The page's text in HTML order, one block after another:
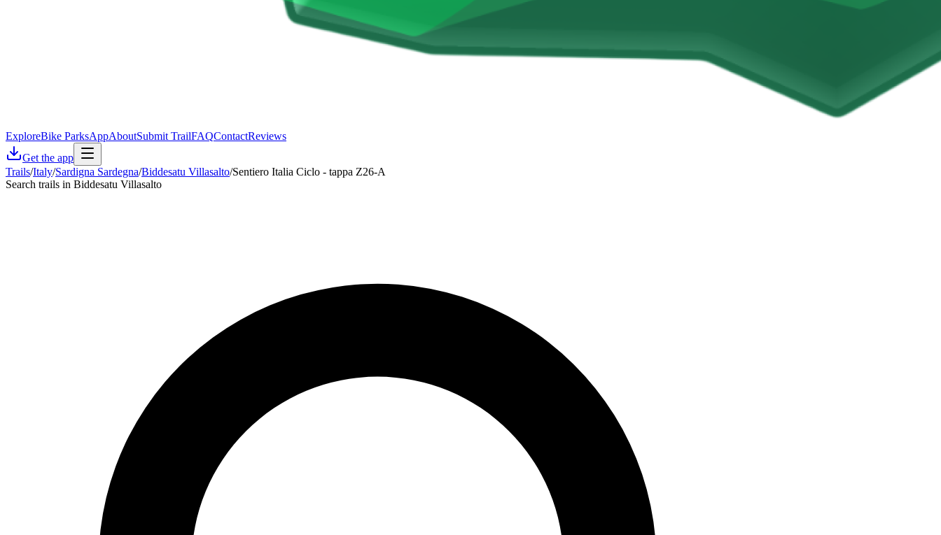
ExploreBike ParksAppAboutSubmit TrailFAQContactReviews
Get the app
Trails/Italy/Sardigna Sardegna/Biddesatu Villasalto/Sentiero Italia Ciclo - tappa Z26-A
Search trails in Biddesatu Villasalto